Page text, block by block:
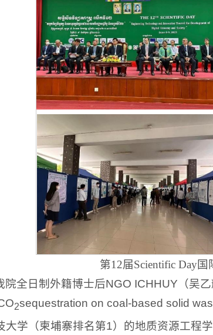
第12届Scientific Day
院全日制外籍博士后NGO ICHHUY（吴
2sequestration on coal-based solid
大学（柬埔寨排名第1）的地质资源工程